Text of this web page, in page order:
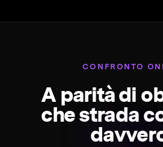
CONFRONTO
A parità di
che strada